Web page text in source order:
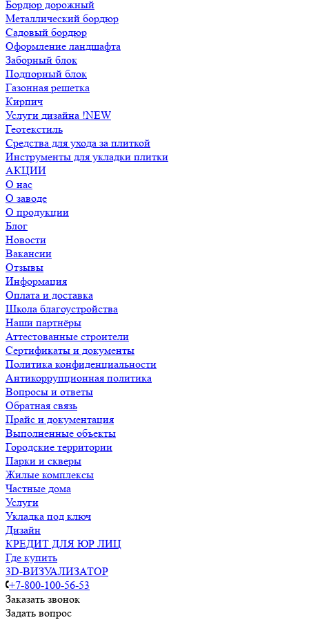
Бордюр дорожный
Металлический бордюр
Садовый бордюр
Оформление ландшафта
Заборный блок
Подпорный блок
Газонная решетка
Кирпич
Услуги дизайна !NEW
Геотекстиль
Средства для ухода за плиткой
Инструменты для укладки плитки
АКЦИИ
О нас
О заводе
О продукции
Блог
Новости
Вакансии
Отзывы
Информация
Оплата и доставка
Школа благоустройства
Наши партнёры
Аттестованные строители
Сертификаты и документы
Политика конфиденциальности
Антикоррупционная политика
Вопросы и ответы
Обратная связь
Прайс и документация
Выполненные объекты
Городские территории
Парки и скверы
Жилые комплексы
Частные дома
Услуги
Укладка под ключ
Дизайн
КРЕДИТ ДЛЯ ЮР ЛИЦ
Где купить
3D-ВИЗУАЛИЗАТОР
+7-800-100-56-53
Заказать звонок
Задать вопрос